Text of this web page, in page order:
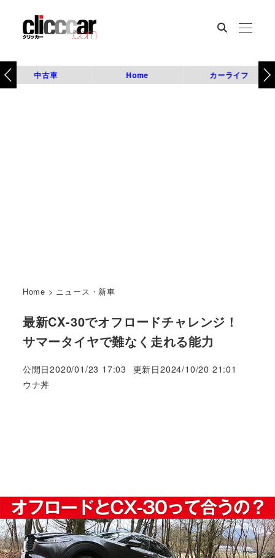
中古車 Home カーライフ
Home > ニュース・新車
最新CX-30でオフロードチャレンジ！
サマータイヤで難なく走れる能力
公開日2020/01/23 17:03 更新日2024/10/20 21:01
著
ウナ丼